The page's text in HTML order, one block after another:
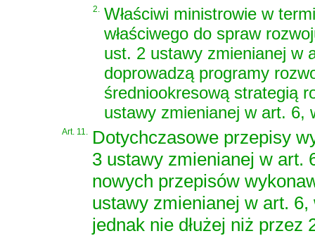
2.
Właściwi ministrowie w
właściwego do spraw
ust. 2 ustawy zmienianej w
doprowadzą programy
średniookresową strategią
ustawy zmienianej w art. 6,
Art. 11.
Dotychczasowe przepisy
3 ustawy zmienianej w art.
nowych przepisów
ustawy zmienianej w art.
jednak nie dłużej niż